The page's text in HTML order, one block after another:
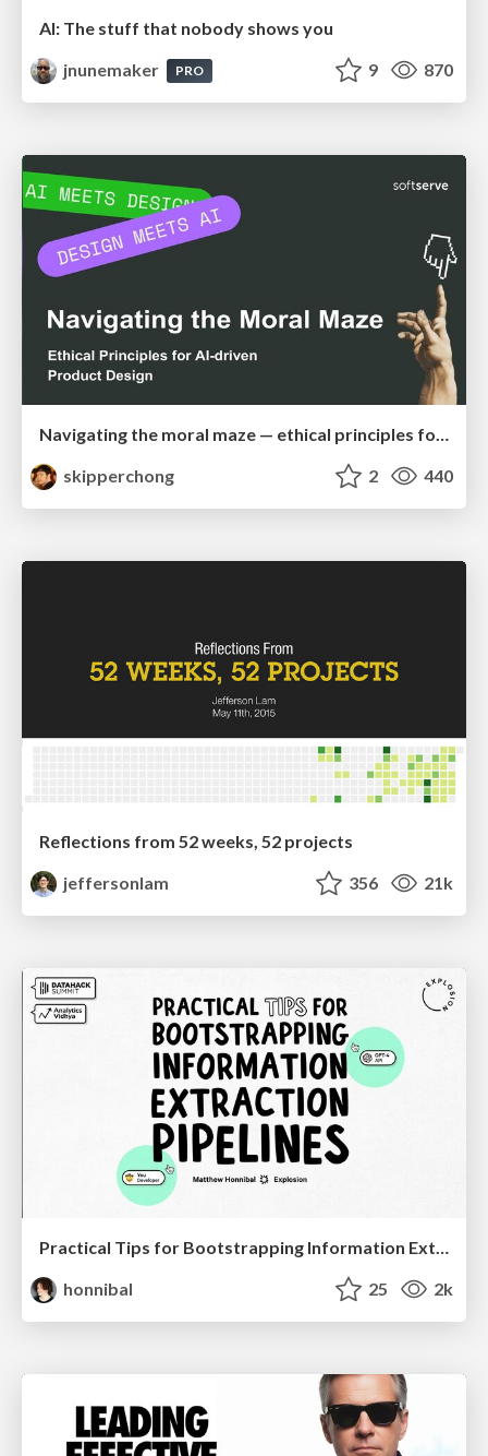
AI: The stuff that nobody shows you
jnunemaker
PRO 9 870
Navigating the moral maze — ethical principles for Al-driven product design
skipperchong
2 440
Reflections from 52 weeks, 52 projects
jeffersonlam
356 21k
Practical Tips for Bootstrapping Information Extraction Pipelines
honnibal
25 2k